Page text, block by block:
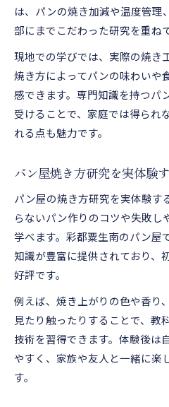
は、パンの焼き加減や温度管理
部にまでこだわった研究を重ね
現地での学びでは、実際の焼き
焼き方によってパンの味わいや
感できます。専門知識を持つパ
受けることで、家庭では得られ
れる点も魅力です。
パン屋焼き方研究を実体験
パン屋の焼き方研究を実体験す
らないパン作りのコツや失敗し
学べます。彩都粟生南のパン屋
知識が豊富に提供されており、
好評です。
例えば、焼き上がりの色や香り
見たり触ったりすることで、教
技術を習得できます。体験後は
やすく、家族や友人と一緒に楽
す。